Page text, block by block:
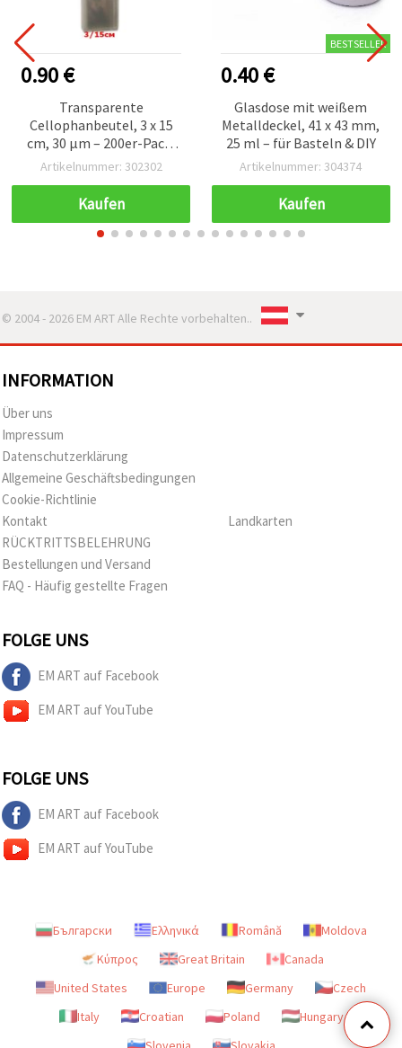
0.90 €
Transparente
Cellophanbeutel, 3 x 15
cm, 30 µm – 200er-Pack,
für Basteln &
Artikelnummer: 302302
Kaufen
BESTSELLER
0.40 €
Glasdose mit weißem
Metalldeckel, 41 x 43 mm,
25 ml – für Basteln & DIY
Artikelnummer: 304374
Kaufen
© 2004 - 2026 EM ART Alle Rechte vorbehalten..
INFORMATION
Über uns
Impressum
Datenschutzerklärung
Allgemeine Geschäftsbedingungen
Cookie-Richtlinie
Kontakt
RÜCKTRITTSBELEHRUNG
Bestellungen und Versand
FAQ - Häufig gestellte Fragen
Landkarten
FOLGE UNS
EM ART auf Facebook
EM ART auf YouTube
FOLGE UNS
EM ART auf Facebook
EM ART auf YouTube
Български Ελληνικά Română
Moldova
Κύπρος
Great Britain
Canada
United States
Europe Germany
Czech
Italy
Croatian Poland
Hungary